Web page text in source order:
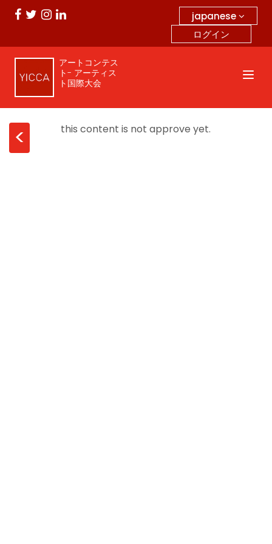
japanese
ログイン
アートコンテス
ト- アーティス
ト国際大会
< this content is not approve yet.